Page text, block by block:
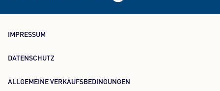
IMPRESSUM
DATENSCHUTZ
ALLGEMEINE VERKAUFSBEDINGUNGEN